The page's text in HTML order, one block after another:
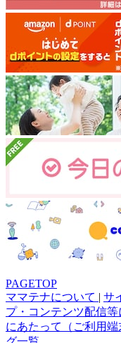
PAGETOP
ママテナについて | サ
プ・コンテンツ配信
にあたって（ご利用